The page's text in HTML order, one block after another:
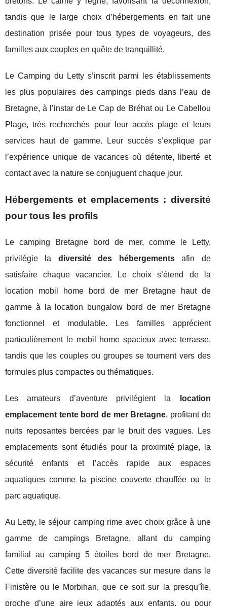
tandis que le large choix d’hébergements en fait une
destination prisée pour tous types de voyageurs, des
familles aux couples en quête de tranquillité.
Le Camping du Letty s’inscrit parmi les établissements
les plus populaires des campings pieds dans l’eau de
Bretagne, à l’instar de Le Cap de Bréhat ou Le Cabellou
Plage, très recherchés pour leur accès plage et leurs
services haut de gamme. Leur succès s’explique par
l’expérience unique de vacances où détente, liberté et
contact avec la nature se conjuguent chaque jour.
Hébergements et emplacements : diversité
pour tous les profils
Le camping Bretagne bord de mer, comme le Letty,
privilégie la diversité des hébergementsafin de
satisfaire chaque vacancier. Le choix s’étend de la
location mobil home bord de mer Bretagne haut de
gamme à la location bungalow bord de mer Bretagne
fonctionnel et modulable. Les familles apprécient
particulièrement le mobil home spacieux avec terrasse,
tandis que les couples ou groupes se tournent vers des
formules plus compactes ou thématiques.
Les amateurs d’aventure privilégient la
location
emplacement tente bord de mer Bretagne, profitant de
nuits reposantes bercées par le bruit des vagues. Les
emplacements sont étudiés pour la proximité plage, la
sécurité enfants et l’accès rapide aux espaces
aquatiques comme la piscine couverte chauffée ou le
parc aquatique.
Au Letty, le séjour camping rime avec choix grâce à une
gamme de campings Bretagne, allant du camping
familial au camping 5 étoiles bord de mer Bretagne.
Cette diversité facilite des vacances sur mesure dans le
Finistère ou le Morbihan, que ce soit sur la presqu’île,
proche d’une aire jeux adaptés aux enfants, ou pour